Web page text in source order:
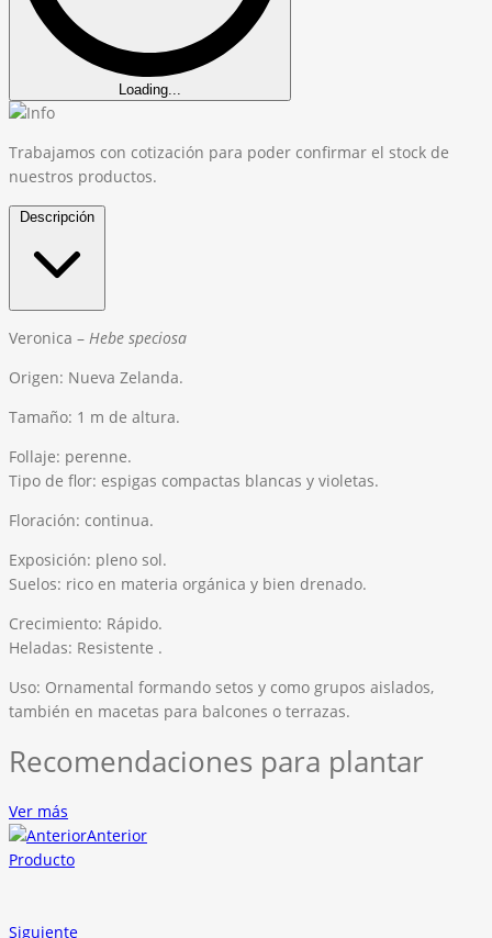
Loading...
Trabajamos con cotización para poder confirmar el stock de
nuestros productos.
Descripción
Veronica – Hebe speciosa
Origen: Nueva Zelanda.
Tamaño: 1 m de altura.
Follaje: perenne.
Tipo de flor: espigas compactas blancas y violetas.
Floración: continua.
Exposición: pleno sol.
Suelos: rico en materia orgánica y bien drenado.
Crecimiento: Rápido.
Heladas: Resistente .
Uso: Ornamental formando setos y como grupos aislados,
también en macetas para balcones o terrazas.
Recomendaciones para plantar
Ver más
Anterior
Producto
Siguiente